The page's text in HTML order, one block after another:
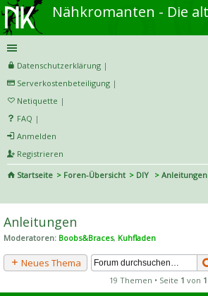
Datenschutzerklärung |
Serverkostenbeteiligung |
Netiquette |
FAQ |
Anmelden
Registrieren
Startseite
Foren-Übersicht DIY
Anleitungen
he
Anleitungen
Moderatoren: Boobs&Braces, Kuhfladen
Neues Thema
19 Themen • Seite 1 von 1